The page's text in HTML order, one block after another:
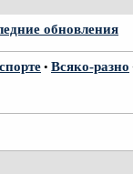
обновления
• Всяко-разно